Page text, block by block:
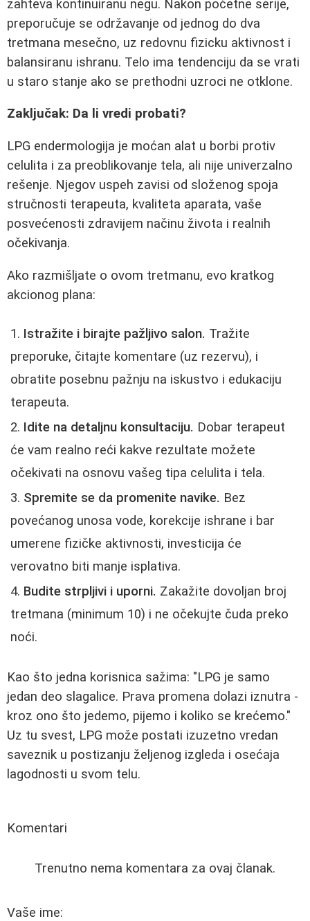
zahteva kontinuiranu negu. Nakon početne serije,
preporučuje se održavanje od jednog do dva
tretmana mesečno, uz redovnu fizicku aktivnost i
balansiranu ishranu. Telo ima tendenciju da se vrati
u staro stanje ako se prethodni uzroci ne otklone.
Zaključak: Da li vredi probati?
LPG endermologija je moćan alat u borbi protiv
celulita i za preoblikovanje tela, ali nije univerzalno
rešenje. Njegov uspeh zavisi od složenog spoja
stručnosti terapeuta, kvaliteta aparata, vaše
posvećenosti zdravijem načinu života i realnih
očekivanja.
Ako razmišljate o ovom tretmanu, evo kratkog
akcionog plana:
Istražite i birajte pažljivo salon. Tražite
preporuke, čitajte komentare (uz rezervu), i
obratite posebnu pažnju na iskustvo i edukaciju
terapeuta.
Idite na detaljnu konsultaciju. Dobar terapeut
će vam realno reći kakve rezultate možete
očekivati na osnovu vašeg tipa celulita i tela.
Spremite se da promenite navike. Bez
povećanog unosa vode, korekcije ishrane i bar
umerene fizičke aktivnosti, investicija će
verovatno biti manje isplativa.
Budite strpljivi i uporni. Zakažite dovoljan broj
tretmana (minimum 10) i ne očekujte čuda preko
noći.
Kao što jedna korisnica sažima: "LPG je samo
jedan deo slagalice. Prava promena dolazi iznutra -
kroz ono što jedemo, pijemo i koliko se krećemo."
Uz tu svest, LPG može postati izuzetno vredan
saveznik u postizanju željenog izgleda i osećaja
lagodnosti u svom telu.
Komentari
Trenutno nema komentara za ovaj članak.
Vaše ime: